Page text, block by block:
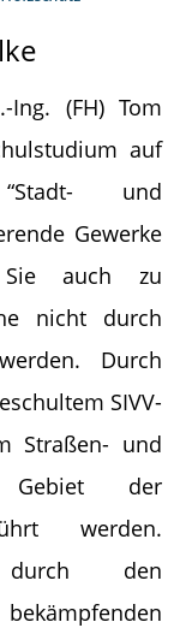
Ing. (FH) Tom
auf
und
Gewerke
Sie auch zu
nicht durch
Durch
SIVV-
Straßen- und
der
werden.
den